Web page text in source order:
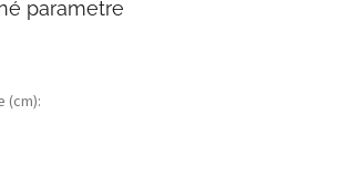
parametre
(cm):